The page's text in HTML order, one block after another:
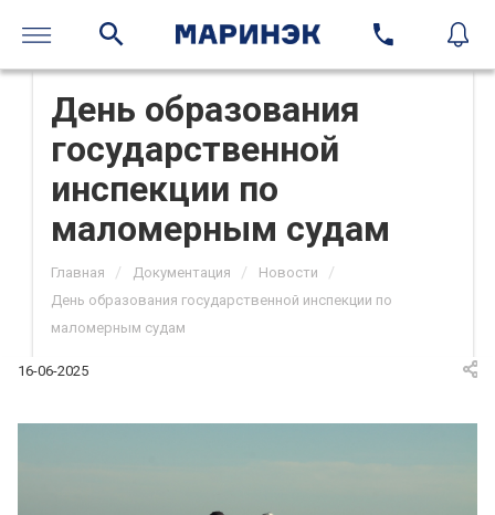
День образования
государственной
инспекции по
маломерным судам
Главная / Документация / Новости /
День образования государственной инспекции по
маломерным судам
16-06-2025